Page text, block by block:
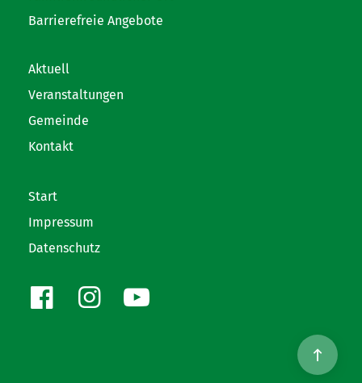
Barrierefreie Angebote
Aktuell
Veranstaltungen
Gemeinde
Kontakt
Start
Impressum
Datenschutz
FacebookInstagram